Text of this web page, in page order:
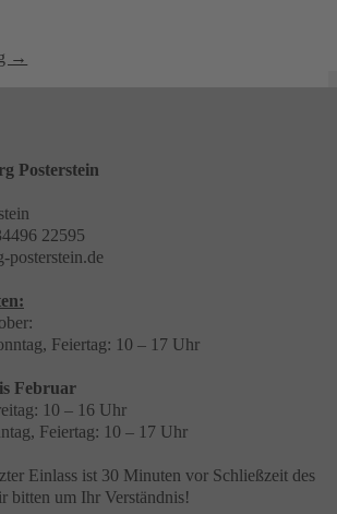
→
Posterstein
22595
Feiertag: 10 – 17 Uhr
Februar
10 – 16 Uhr
Feiertag: 10 – 17 Uhr
Einlass ist 30 Minuten vor Schließzeit des
bitten um Ihr Verständnis!